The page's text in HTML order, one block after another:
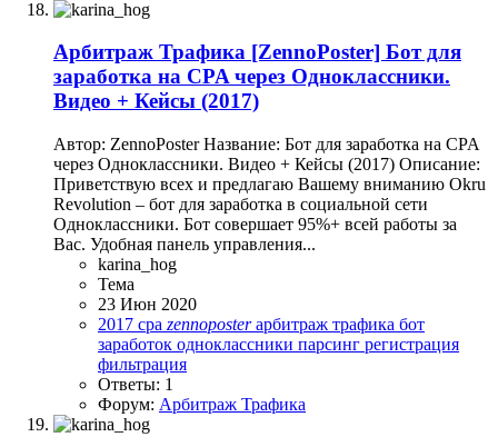
Арбитраж Трафика [ZennoPoster] Бот для
заработка на CPA через Одноклассники.
Видео + Кейсы (2017)
Автор: ZennoPoster Название: Бот для заработка на CPA
через Одноклассники. Видео + Кейсы (2017) Описание:
Приветствую всех и предлагаю Вашему вниманию Okru
Revolution – бот для заработка в социальной сети
Одноклассники. Бот совершает 95%+ всей работы за
Вас. Удобная панель управления...
karina_hog
Тема
23 Июн 2020
2017 cpa zennoposter арбитраж трафика бот
заработок одноклассники парсинг регистрация
фильтрация
Ответы: 1
Форум: Арбитраж Трафика